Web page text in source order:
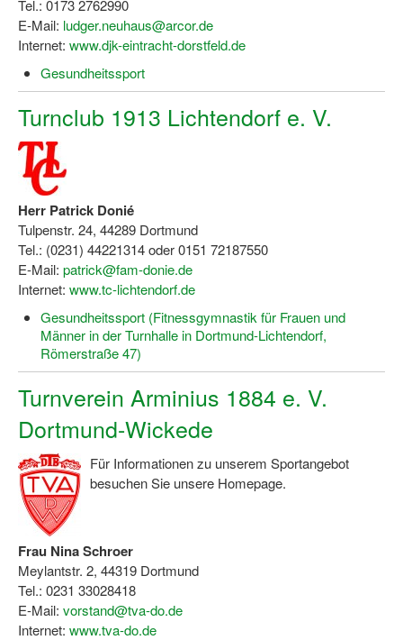
Wir über uns "Leitbild"
Vorstand Sportjugend
Vereinsentwicklung – Zeig dein Profil
Ferienfreizeiten
Sporthelferforum
Kinder- und Jugendqualifizierung
Kinderschutz im Sport
Tel.: 0173 2762990
E-Mail: ludger.neuhaus@arcor.de
Internet: www.djk-eintracht-dorstfeld.de
Gesundheitssport
Turnclub 1913 Lichtendorf e. V.
Herr Patrick Donié
Tulpenstr. 24, 44289 Dortmund
Tel.: (0231) 44221314 oder 0151 72187550
E-Mail: patrick@fam-donie.de
Internet: www.tc-lichtendorf.de
Gesundheitssport (Fitnessgymnastik für Frauen und
Männer in der Turnhalle in Dortmund-Lichtendorf,
Römerstraße 47)
Turnverein Arminius 1884 e. V.
Dortmund-Wickede
Für Informationen zu unserem Sportangebot
besuchen Sie unsere Homepage.
Frau Nina Schroer
Meylantstr. 2, 44319 Dortmund
Tel.: 0231 33028418
E-Mail: vorstand@tva-do.de
Internet: www.tva-do.de